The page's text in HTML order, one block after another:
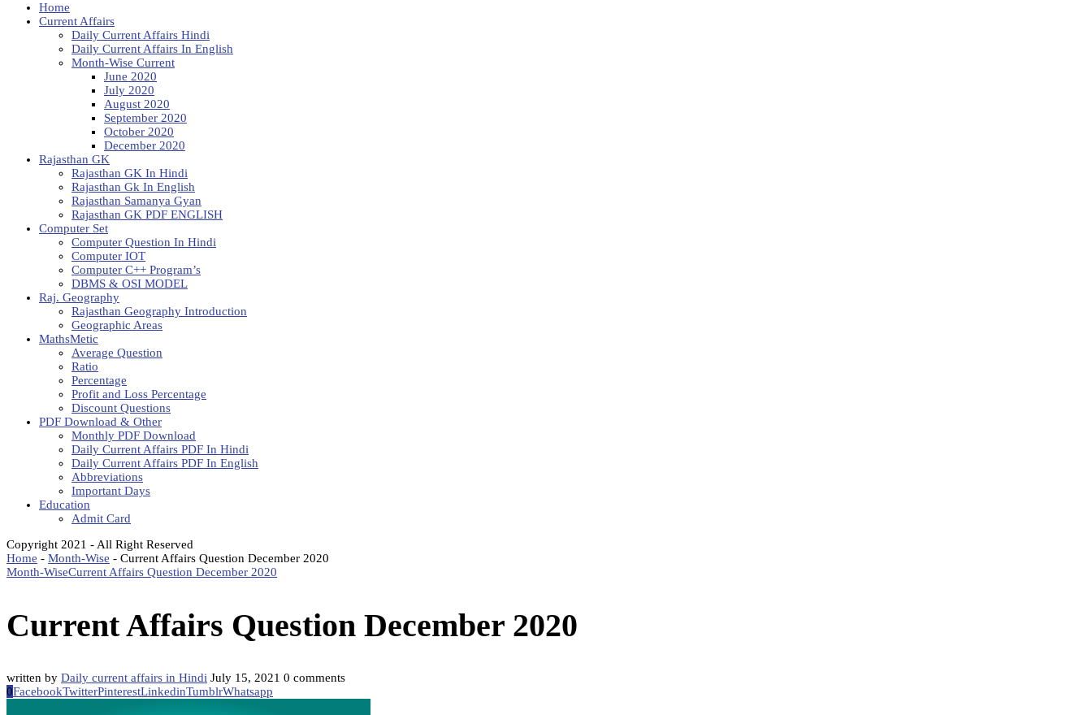
Home
Current Affairs
Daily Current Affairs Hindi
Daily Current Affairs In English
Month-Wise Current
June 2020
July 2020
August 2020
September 2020
October 2020
December 2020
Rajasthan GK
Rajasthan GK In Hindi
Rajasthan Gk In English
Rajasthan Samanya Gyan
Rajasthan GK PDF ENGLISH
Computer Set
Computer Question In Hindi
Computer IOT
Computer C++ Program’s
DBMS & OSI MODEL
Raj. Geography
Rajasthan Geography Introduction
Geographic Areas
MathsMetic
Average Question
Ratio
Percentage
Profit and Loss Percentage
Discount Questions
PDF Download & Other
Monthly PDF Download
Daily Current Affairs PDF In Hindi
Daily Current Affairs PDF In English
Abbreviations
Important Days
Education
Admit Card
Copyright 2021 - All Right Reserved
Home - Month-Wise - Current Affairs Question December 2020
Month-WiseCurrent Affairs Question December 2020
Current Affairs Question December 2020
written by Daily current affairs in Hindi July 15, 2021 0 comments
0FacebookTwitterPinterestLinkedinTumblrWhatsapp